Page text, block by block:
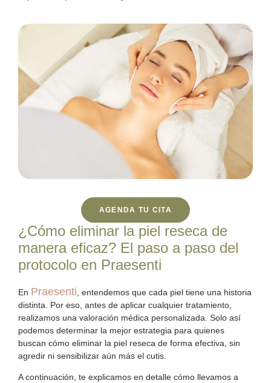
AGENDA TU CITA
¿Cómo eliminar la piel reseca de
manera eficaz? El paso a paso del
protocolo en Praesenti
En Praesenti , entendemos que cada piel tiene una historia
distinta. Por eso, antes de aplicar cualquier tratamiento,
realizamos una valoración médica personalizada. Solo así
podemos determinar la mejor estrategia para quienes
buscan cómo eliminar la piel reseca de forma efectiva, sin
agredir ni sensibilizar aún más el cutis.
A continuación, te explicamos en detalle cómo llevamos a